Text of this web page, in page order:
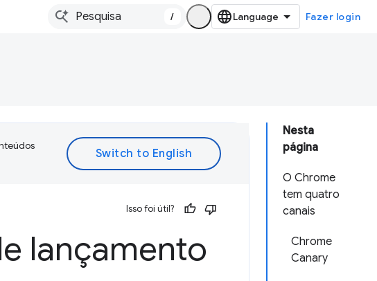
/ Fazer login
Nesta
página
O Chrome
tem quatro
canais
Chrome
Canary
Isso foi útil?
lançamento